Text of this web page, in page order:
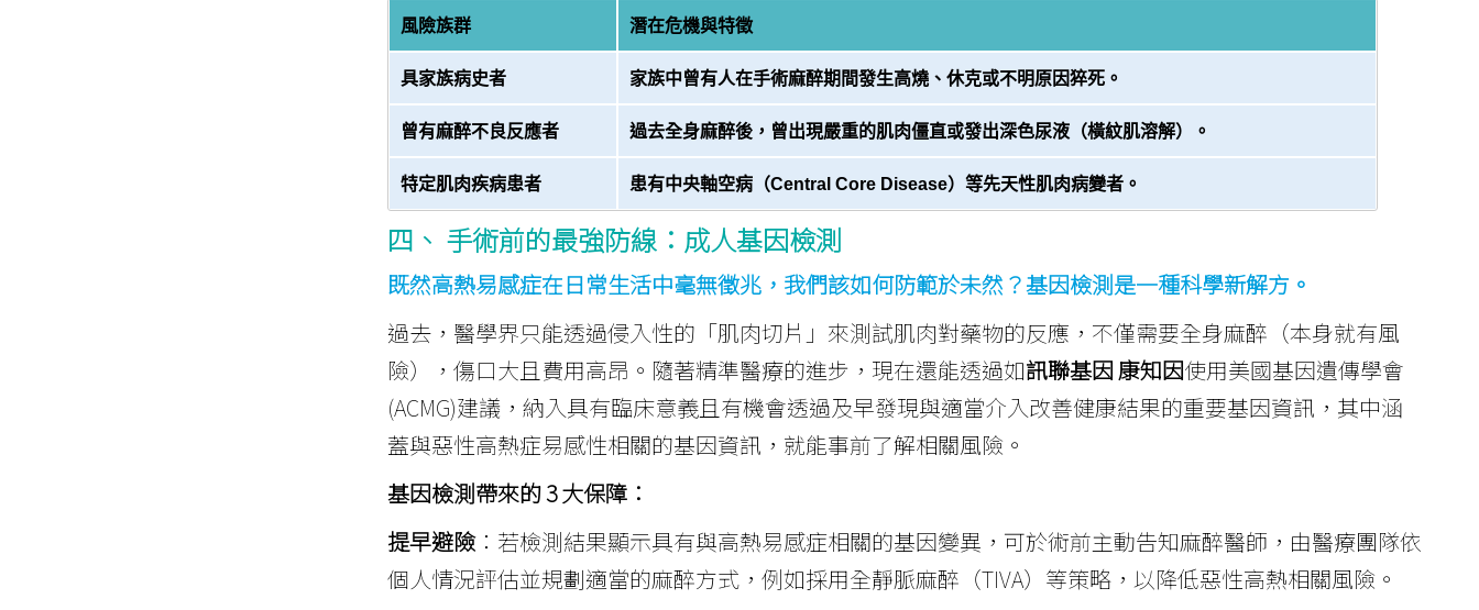
風險族群 潛在危機與特徵
具家族病史者 家族中曾有人在手術麻醉期間發生高燒、休克或不明原因猝死。
曾有麻醉不良反應者 過去全身麻醉後，曾出現嚴重的肌肉僵直或發出深色尿液（橫紋肌溶解）。
特定肌肉疾病患者 患有中央軸空病（Central Core Disease）等先天性肌肉病變者。
四、 手術前的最強防線：成人基因檢測
既然高熱易感症在日常生活中毫無徵兆，我們該如何防範於未然？基因檢測是一種科學新解方。
過去，醫學界只能透過侵入性的「肌肉切片」來測試肌肉對藥物的反應，不僅需要全身麻醉（本身就有風
險），傷口大且費用高昂。隨著精準醫療的進步，現在還能透過如訊聯基因 康知因使用美國基因遺傳學會
(ACMG)建議，納入具有臨床意義且有機會透過及早發現與適當介入改善健康結果的重要基因資訊，其中涵
蓋與惡性高熱症易感性相關的基因資訊，就能事前了解相關風險。
基因檢測帶來的 3 大保障：
提早避險：若檢測結果顯示具有與高熱易感症相關的基因變異，可於術前主動告知麻醉醫師，由醫療團隊依
個人情況評估並規劃適當的麻醉方式，例如採用全靜脈麻醉（TIVA）等策略，以降低惡性高熱相關風險。